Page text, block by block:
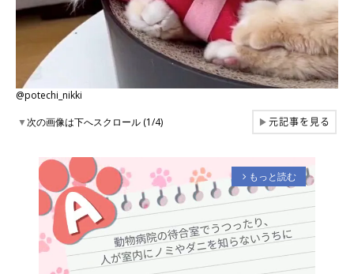
@potechi_nikki
▼次の画像は下へスクロール (1/4) ▶元記事を見る
arrow_forward_ios もっと読む